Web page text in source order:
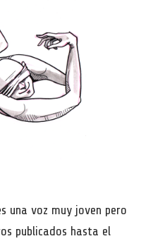
una voz muy joven pero
publicados hasta el